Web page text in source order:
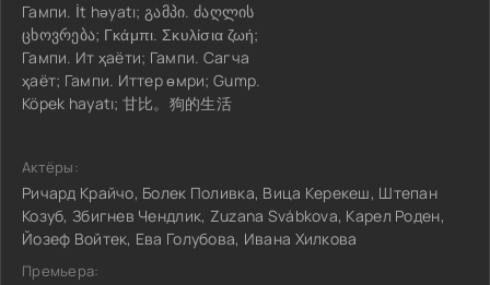
Гампи. İt həyatı; გამპი. ძაღლის
ცხოვრება; Γκάμπι. Σκυλίσια ζωή;
Гампи. Ит ҳаёти; Гампи. Сагча
ҳаёт; Гампи. Иттер өмри; Gump.
Köpek hayatı; 甘比。狗的生活
Актёры:
Ричард Крайчо, Болек Поливка, Вица Керекеш, Штепан
Козуб, Збигнев Чендлик, Zuzana Svábkova, Карел Роден,
Йозеф Войтек, Ева Голубова, Ивана Хилкова
Премьера: